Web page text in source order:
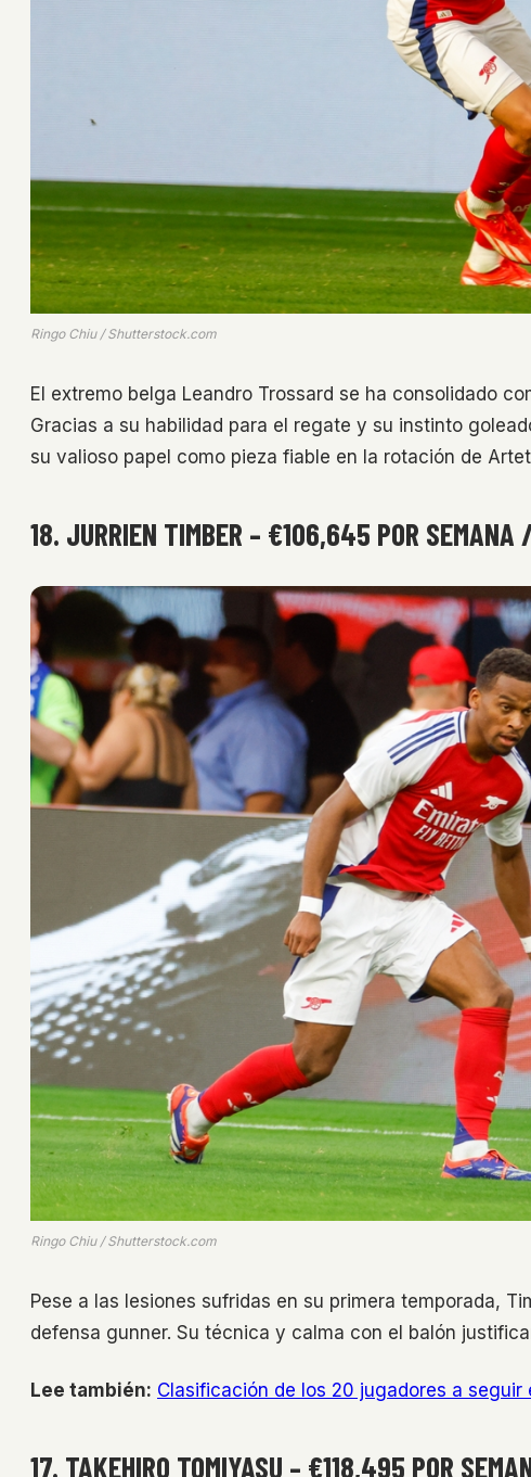
Ringo Chiu / Shutterstock.com
El extremo belga Leandro Trossard se ha consolidado
Gracias a su habilidad para el regate y su instinto
su valioso papel como pieza fiable en la rotación de
18. JURRIEN TIMBER – €106,645 POR
Ringo Chiu / Shutterstock.com
Pese a las lesiones sufridas en su primera temporada,
defensa gunner. Su técnica y calma con el balón
Lee también: Clasificación de los 20 jugadores a seguir
17. TAKEHIRO TOMIYASU – €118,495 POR